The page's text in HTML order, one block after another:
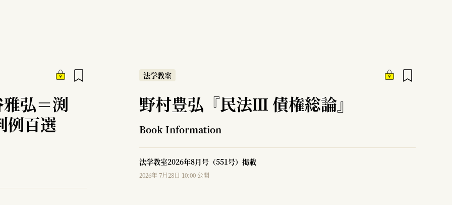
雅弘＝渕
例百選
法学教室
野村豊弘『民法Ⅲ 債権総論』
Book Information
法学教室2026年8月号（551号）掲載
2026年 7月28日 10:00 公開